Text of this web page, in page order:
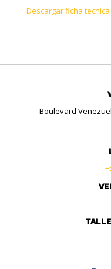
Descargar ficha tecnica
Boulevard